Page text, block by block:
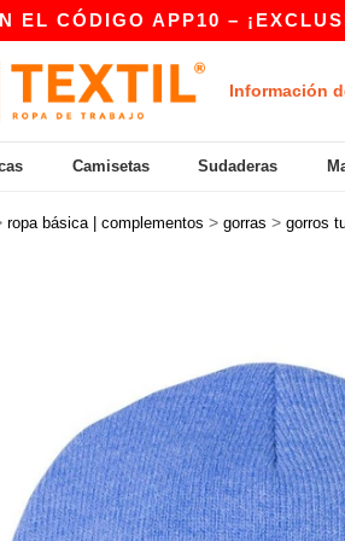
APP10 – ¡EXCLUSIVO EN
Información
Camisetas Sudaderas
ropa básica | complementos > gorras > gorros